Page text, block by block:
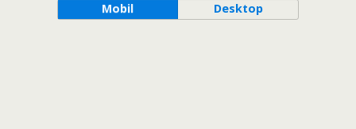
Mobil Desktop